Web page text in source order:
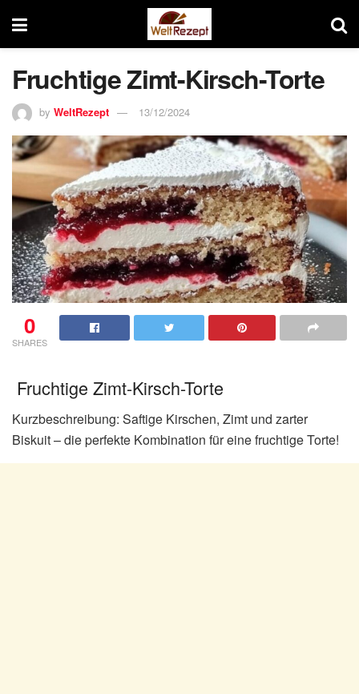
Fruchtige Zimt-Kirsch-Torte
by WeltRezept 13/12/2024
0
SHARES
Fruchtige Zimt-Kirsch-Torte
Kurzbeschreibung: Saftige Kirschen, Zimt und zarter
Biskuit – die perfekte Kombination für eine fruchtige Torte!